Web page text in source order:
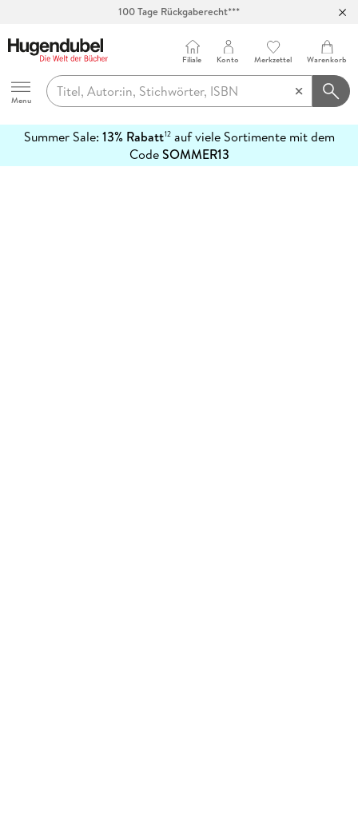
100 Tage Rückgaberecht***
Hugendubel
Menu
Filiale Konto Merkzettel Warenkorb
Summer Sale: 13% Rabatt12auf viele Sortimente mit dem
CodeSOMMER13
erfahren